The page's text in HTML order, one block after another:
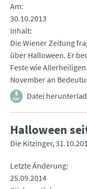
Am
30.10.2013
Inhalt
Die Wiener Zeitung
über Halloween. Er
Feste wie
November an
Datei
Halloween
Die Kitzinger
Letzte Änderung
25.09.2014